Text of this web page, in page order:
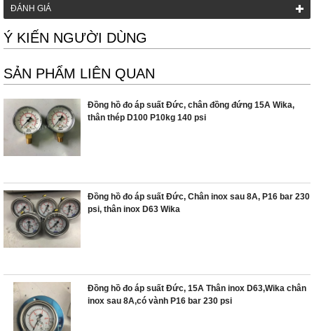
ĐÁNH GIÁ
Ý KIẾN NGƯỜI DÙNG
SẢN PHẨM LIÊN QUAN
Đồng hồ đo áp suất Đức, chân đồng đứng 15A Wika,
thân thép D100 P10kg 140 psi
Đồng hồ đo áp suất Đức, Chân inox sau 8A, P16 bar 230
psi, thân inox D63 Wika
Đồng hồ đo áp suất Đức, 15A Thân inox D63,Wika chân
inox sau 8A,có vành P16 bar 230 psi